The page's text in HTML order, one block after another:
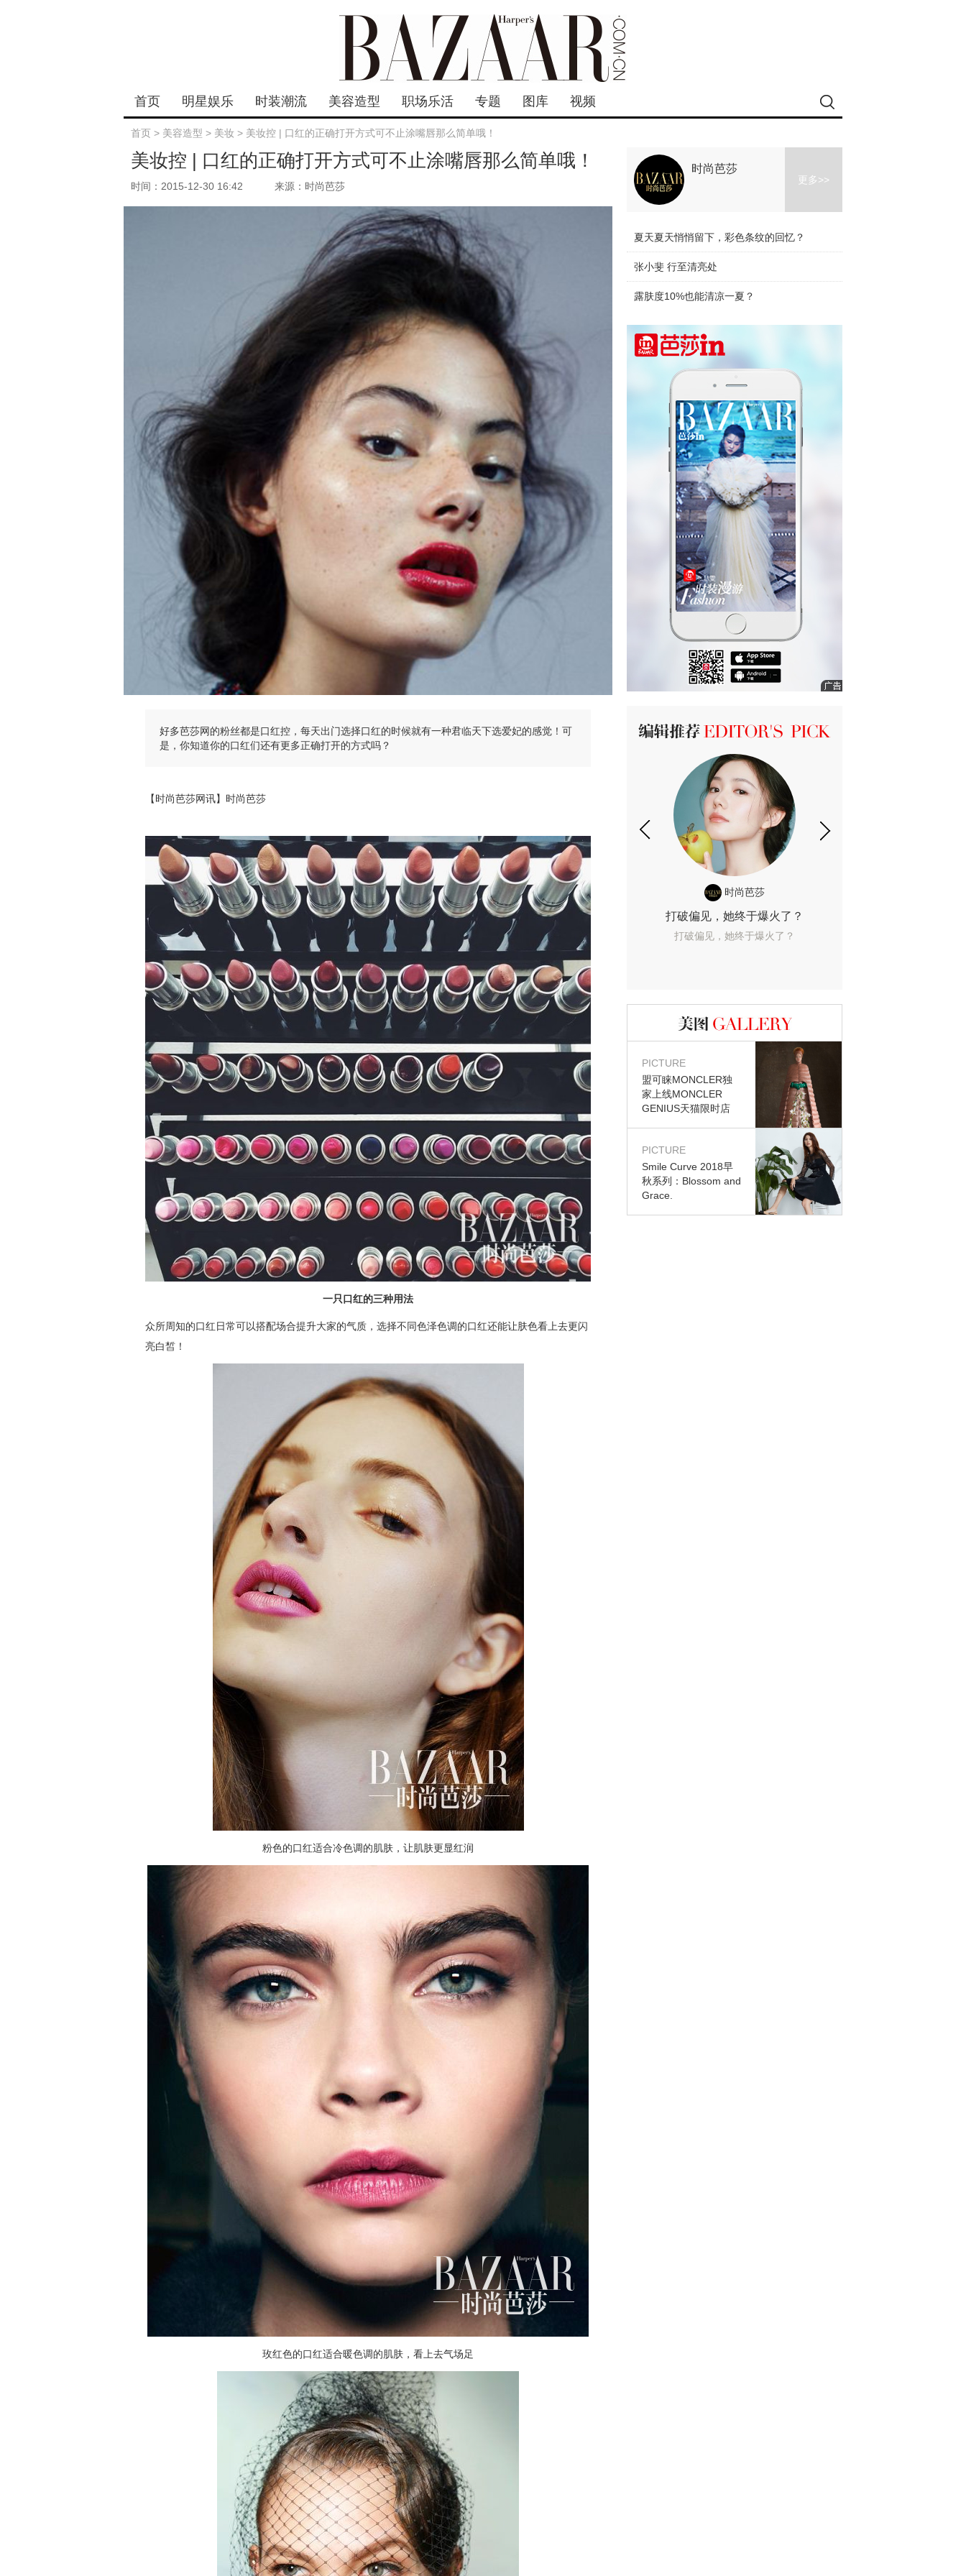
首页 明星娱乐 时装潮流 美容造型 职场乐活 专题 图库 视频
首页 > 美容造型 > 美妆 > 美妆控 | 口红的正确打开方式可不止涂嘴唇那么简单哦！
美妆控 | 口红的正确打开方式可不止涂嘴唇那么简单哦！
时间：2015-12-30 16:42 来源：时尚芭莎
好多芭莎网的粉丝都是口红控，每天出门选择口红的时候就有一种君临天下选爱妃的感觉！可
是，你知道你的口红们还有更多正确打开的方式吗？
【时尚芭莎网讯】时尚芭莎
一只口红的三种用法
众所周知的口红日常可以搭配场合提升大家的气质，选择不同色泽色调的口红还能让肤色看上去更闪
亮白皙！
粉色的口红适合冷色调的肌肤，让肌肤更显红润
玫红色的口红适合暖色调的肌肤，看上去气场足
时尚芭莎
更多>>
夏天夏天悄悄留下，彩色条纹的回忆？
张小斐 行至清亮处
露肤度10%也能清凉一夏？
时尚芭莎
打破偏见，她终于爆火了？
打破偏见，她终于爆火了？
图库
PICTURE
盟可睐MONCLER独
家上线MONCLER
GENIUS天猫限时店
PICTURE
Smile Curve 2018早
秋系列：Blossom and
Grace.